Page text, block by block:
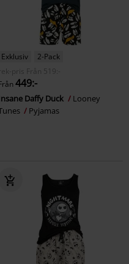
Exklusiv
2-Pack
pris
Från
519:-
449:-
Daffy Duck
Looney
Pyjamas